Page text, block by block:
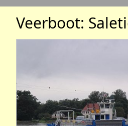
Veerboot: